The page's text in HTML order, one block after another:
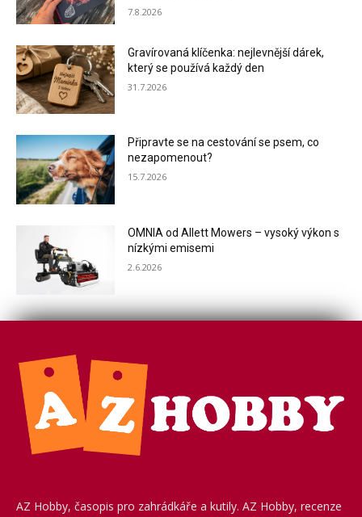
7.8.2026
Gravírovaná klíčenka: nejlevnější dárek,
který se používá každý den
31.7.2026
Připravte se na cestování se psem, co
nezapomenout?
15.7.2026
OMNIA od Allett Mowers – vysoký výkon s
nízkými emisemi
2.6.2026
AZ Hobby, časopis pro zahrádkáře a kutily. AZ Hobby, recenze